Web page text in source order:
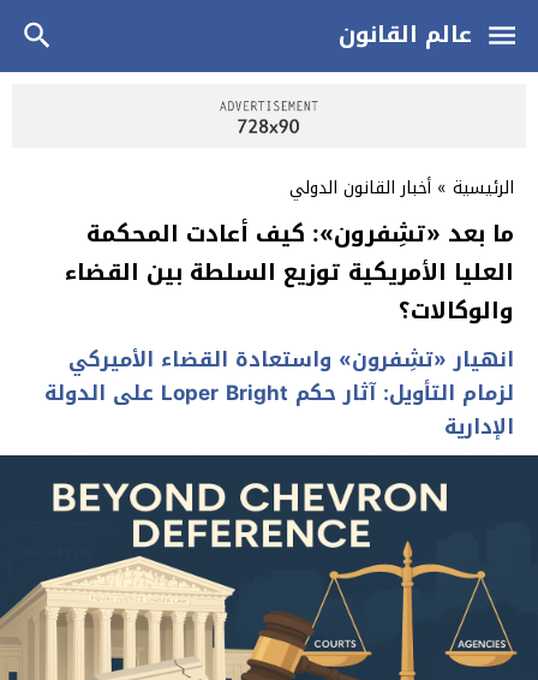
عالم القانون
الرئيسية » أخبار القانون الدولي
ما بعد «تشِفرون»: كيف أعادت المحكمة
العليا الأمريكية توزيع السلطة بين القضاء
والوكالات؟
انهيار «تشِفرون» واستعادة القضاء الأميركي
لزمام التأويل: آثار حكم Loper Bright على الدولة
الإدارية